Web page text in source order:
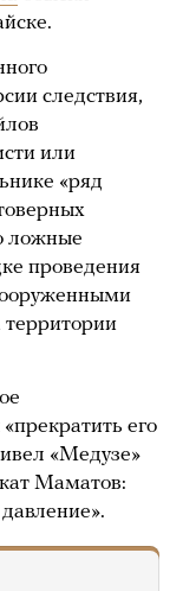
следствия,
или
«ряд
ложные
проведения
его
«Медузе»
Маматов: